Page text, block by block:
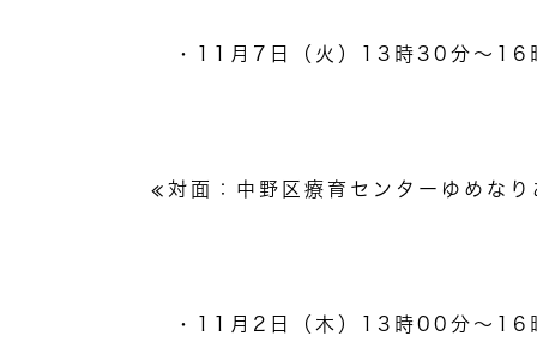
・ 11 月 7 日（火） 13 時30 分～ 16
≪対面：中野区療育センターゆめなり
・ 11 月 2 日（木） 13 時00 分～ 16